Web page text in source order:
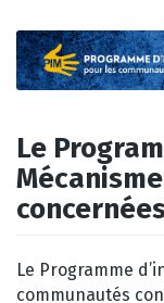
Le
Le Programme
communautés